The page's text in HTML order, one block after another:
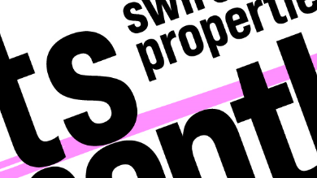
家齊聚深圳，共奏客家文化傳承新篇章
依法公正處理黎智英求情 罪證如山豈能妄想輕判
時代命題
五組數據見證文儒沉香從傳統邁向現代
委員考察團來瓊考察